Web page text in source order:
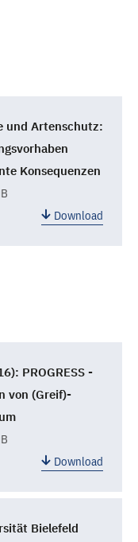
und Artenschutz:
Konsequenzen
Download
PROGRESS -
von (Greif)-
Download
Bielefeld